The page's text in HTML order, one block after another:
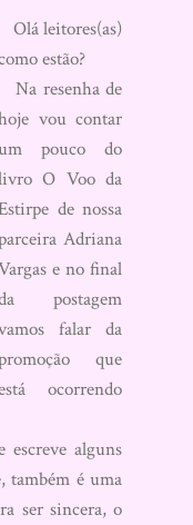
Olá leitores(as)
estão?
Na resenha de
vou contar
pouco do
O Voo da
de nossa
Adriana
e no final
postagem
falar da
que
ocorrendo
alguns
também é uma
ser sincera, o